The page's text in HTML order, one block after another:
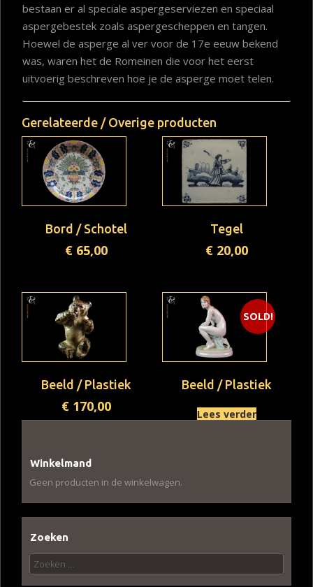
bestaan er al speciale aspergeserviezen en speciaal
aspergebestek zoals aspergescheppen en tangen.
Hoewel de asperge al ver voor de 17e eeuw bekend
was, waren het de Romeinen die voor het eerst
uitvoerig beschreven hoe je de asperge moet telen.
Gerelateerde / Overige producten
Bord / Schotel
€ 65,00
Tegel
€20,00
Beeld / Plastiek
€ 170,00
SOLD!
Beeld / Plastiek
Lees verder
Winkelmand
Geen producten in de winkelwagen.
Zoeken
Zoeken
naar: